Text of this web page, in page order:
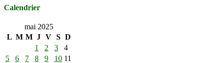
Calendrier
mai 2025
L M M J V S D
1
2 3
4
5
6 7 8 9 10 11